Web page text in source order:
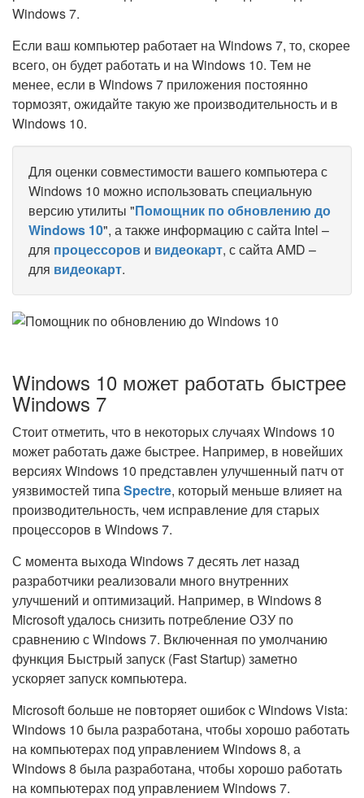
Windows 7.
Если ваш компьютер работает на Windows 7, то, скорее
всего, он будет работать и на Windows 10. Тем не
менее, если в Windows 7 приложения постоянно
тормозят, ожидайте такую же производительность и в
Windows 10.
Для оценки совместимости вашего компьютера с
Windows 10 можно использовать специальную
версию утилиты "Помощник по обновлению до
Windows 10", а также информацию с сайта Intel –
для процессоров и видеокарт, с сайта AMD –
для видеокарт.
Windows 10 может работать быстрее
Windows 7
Стоит отметить, что в некоторых случаях Windows 10
может работать даже быстрее. Например, в новейших
версиях Windows 10 представлен улучшенный патч от
уязвимостей типаSpectre, который меньше влияет на
производительность, чем исправление для старых
процессоров в Windows 7.
С момента выхода Windows 7 десять лет назад
разработчики реализовали много внутренних
улучшений и оптимизаций. Например, в Windows 8
Microsoft удалось снизить потребление ОЗУ по
сравнению с Windows 7. Включенная по умолчанию
функция Быстрый запуск (Fast Startup) заметно
ускоряет запуск компьютера.
Microsoft больше не повторяет ошибок c Windows Vista:
Windows 10 была разработана, чтобы хорошо работать
на компьютерах под управлением Windows 8, а
Windows 8 была разработана, чтобы хорошо работать
на компьютерах под управлением Windows 7.